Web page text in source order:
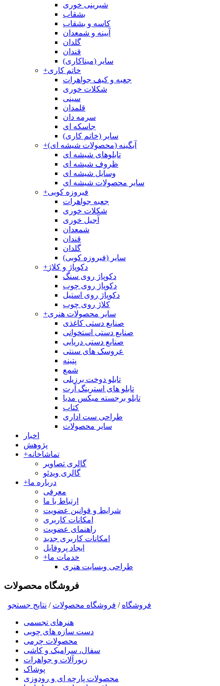
شیرینی خوری
بشقاب
کاسه و بشقاب
آیینه و شمعدان
گلدان
قندان
سایر (میناکاری)
+خاتم کاری
جعبه و کیف جواهرات
شکلات خوری
سینی
قلمدان
سرمه دان
جاسکه ای
سایر (خاتم کاری)
+آبگینه (محصولات شیشه ای)
تابلوهای شیشه ای
ظروف شیشه ای
وسایل شیشه ای
سایر محصولات شیشه ای
+فیروزه کوبی
جعبه جواهرات
شکلات خوری
آجیل خوری
شمعدان
قندان
گلدان
سایر (فیروزه کوبی)
+دکوپاژ و کلاژ
دکوپاژ روی سنگ
دکوپاژ روی چوب
دکوپاژ روی استیل
کلاژ روی چوب
+سایر محصولات هنری
صنایع دستی کاغذی
صنایع دستی استخوانی
صنایع دستی دریایی
عروسک های سنتی
پتینه
شمع
تابلو دوخت برزیلی
تابلو های استرینگ آرت
تابلو برجسته میکس مدیا
کتاب
طراحی ست اداری
سایر محصولات
اخبار
پژوهش
+تماشاخانه
گالری تصاویر
گالری ویدئو
+درباره ما
معرفی
ارتباط با ما
شرایط و قوانین عضویت
امکانات کاربری
راهنمای عضویت
امکانات کاربری جدید
ایجاد پروفایل
+خدمات ما
طراحی وبسایت هنری
فروشگاه محصولات
فروشگاه / فروشگاه محصولات / نتايج جستجو
هنرهای تجسمی
دست سازه های چوبی
محصولات چرمی
سفال، سرامیک و کاشی
زیورآلات و جواهرات
پوشاک
محصولات پارچه ای و رودوزی